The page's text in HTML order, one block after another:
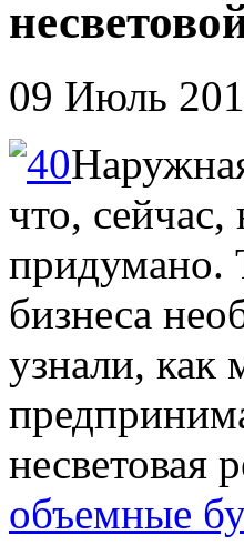
09 Июль
что,
придумано.
бизнеса
узнали,
несветовая
объемные